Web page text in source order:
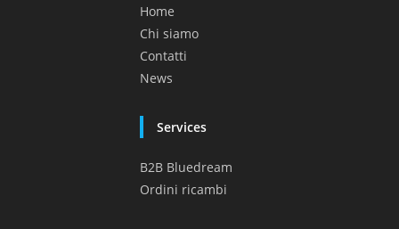
Home
Chi siamo
Contatti
News
Services
B2B Bluedream
Ordini ricambi